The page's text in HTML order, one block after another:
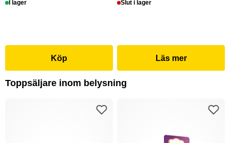
I lager
Köp
Slut i lager
Läs mer
Toppsäljare inom belysning